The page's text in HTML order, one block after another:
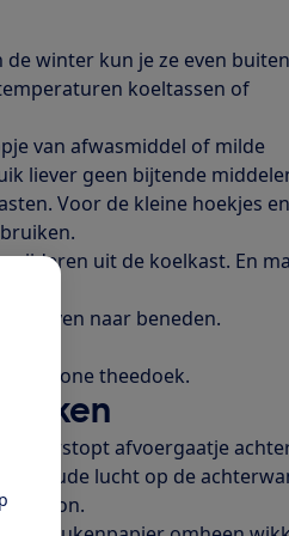
winter kun je ze even buiten
koeltassen of
van afwasmiddel of milde
liever geen bijtende
Voor de kleine hoekjes en
uit de koelkast. En
boven naar beneden.
schone theedoek.
verstopt afvoergaatje
koude lucht op de
schoon.